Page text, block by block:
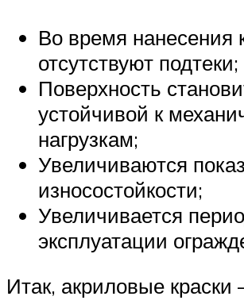
Во время нанесения
отсутствуют подтеки;
Поверхность
устойчивой к
нагрузкам;
Увеличиваются
износостойкости;
Увеличивается
эксплуатации
Итак, акриловые краски